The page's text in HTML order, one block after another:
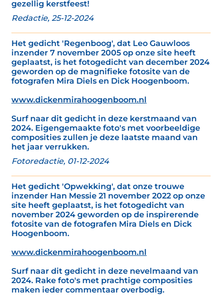
gezellig kerstfeest!
Redactie, 25-12-2024
Het gedicht 'Regenboog', dat Leo Gauwloos
inzender 7 november 2005 op onze site heeft
geplaatst, is het fotogedicht van december 2024
geworden op de magnifieke fotosite van de
fotografen Mira Diels en Dick Hoogenboom.
www.dickenmirahoogenboom.nl
Surf naar dit gedicht in deze kerstmaand van
2024. Eigengemaakte foto's met voorbeeldige
composities zullen je deze laatste maand van
het jaar verrukken.
Fotoredactie, 01-12-2024
Het gedicht 'Opwekking', dat onze trouwe
inzender Han Messie 21 november 2022 op onze
site heeft geplaatst, is het fotogedicht van
november 2024 geworden op de inspirerende
fotosite van de fotografen Mira Diels en Dick
Hoogenboom.
www.dickenmirahoogenboom.nl
Surf naar dit gedicht in deze nevelmaand van
2024. Rake foto's met prachtige composities
maken ieder commentaar overbodig.